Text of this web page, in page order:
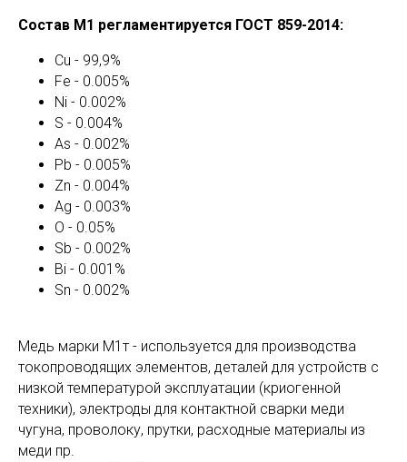
Состав М1 регламентируется ГОСТ 859-2014:
Cu - 99,9%
Fe - 0.005%
Ni - 0.002%
S - 0.004%
As - 0.002%
Pb - 0.005%
Zn - 0.004%
Ag - 0.003%
O - 0.05%
Sb - 0.002%
Bi - 0.001%
Sn - 0.002%
Медь марки М1т - используется для производства
токопроводящих элементов, деталей для устройств с
низкой температурой эксплуатации (криогенной
техники), электроды для контактной сварки меди
чугуна, проволоку, прутки, расходные материалы из
меди пр.